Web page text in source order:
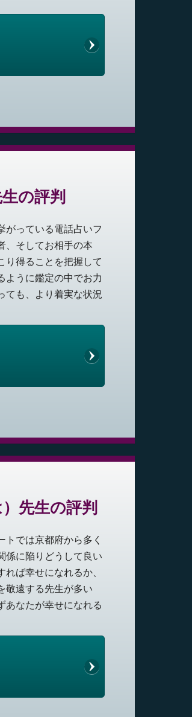
の評判
がっている電話占いフ
、そしてお相手の本
り得ることを把握して
ように鑑定の中でお力
ても、より着実な状況
先生の評判
では京都府から多く
係に陥りどうして良い
ば幸せになれるか、
敬遠する先生が多い
あなたが幸せになれる